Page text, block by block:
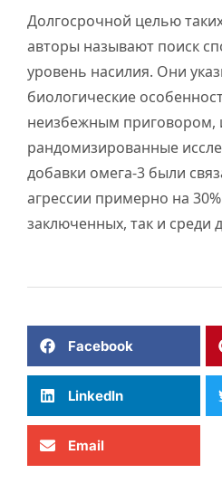
Долгосрочной целью
авторы называют поиск
уровень насилия. Они
биологические
неизбежным приговором,
рандомизированные
добавки омега-3 были
агрессии примерно на
заключенных, так и среди
Facebook
LinkedIn
Email